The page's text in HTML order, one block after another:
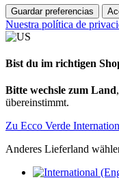
Guardar preferencias
Nuestra política de
Bist du im richtigen
Bitte wechsle zum Land
übereinstimmt.
Zu Ecco Verde
Anderes Lieferland